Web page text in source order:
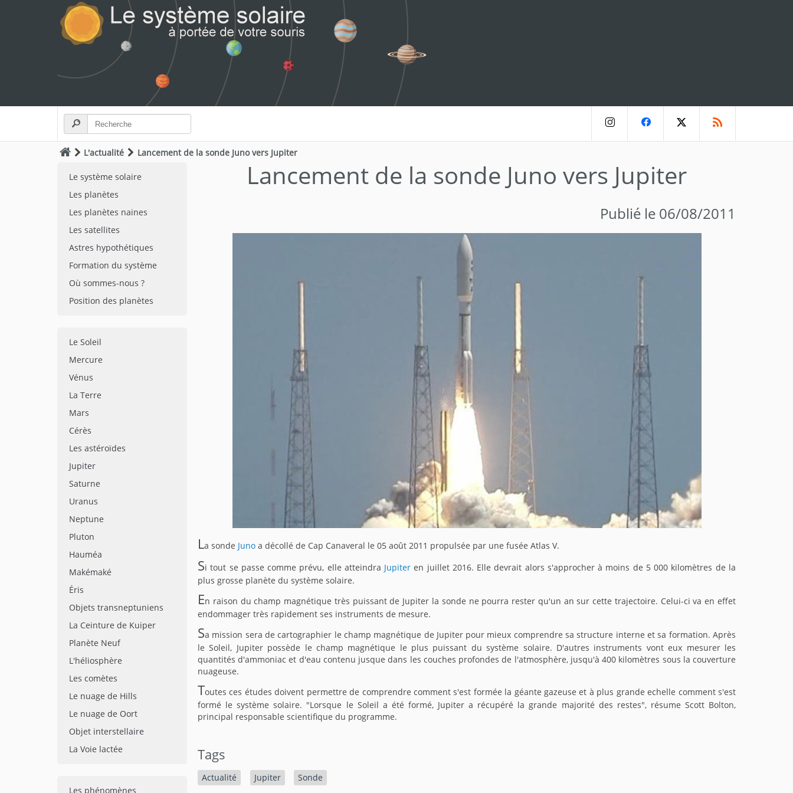
L'actualité Lancement de la sonde Juno vers Jupiter
Le système solaire
Les planètes
Les planètes naines
Les satellites
Astres hypothétiques
Formation du système
Où sommes-nous ?
Position des planètes
Le Soleil
Mercure
Vénus
La Terre
Mars
Cérès
Les astéroïdes
Jupiter
Saturne
Uranus
Neptune
Pluton
Hauméa
Makémaké
Éris
Objets transneptuniens
La Ceinture de Kuiper
Planète Neuf
L'héliosphère
Les comètes
Le nuage de Hills
Le nuage de Oort
Objet interstellaire
La Voie lactée
Les phénomènes
Lancement de la sonde Juno vers Jupiter
Publié le 06/08/2011
La sonde Juno a décollé de Cap Canaveral le 05 août 2011 propulsée par une fusée Atlas V.
Si tout se passe comme prévu, elle atteindra Jupiter en juillet 2016. Elle devrait alors s'approcher à moins de 5 000 kilomètres de la
plus grosse planète du système solaire.
En raison du champ magnétique très puissant de Jupiter la sonde ne pourra rester qu'un an sur cette trajectoire. Celui-ci va en effet
endommager très rapidement ses instruments de mesure.
Sa mission sera de cartographier le champ magnétique de Jupiter pour mieux comprendre sa structure interne et sa formation. Après
le Soleil, Jupiter possède le champ magnétique le plus puissant du système solaire. D'autres instruments vont eux mesurer les
quantités d'ammoniac et d'eau contenu jusque dans les couches profondes de l'atmosphère, jusqu'à 400 kilomètres sous la couverture
nuageuse.
Toutes ces études doivent permettre de comprendre comment s'est formée la géante gazeuse et à plus grande echelle comment s'est
formé le système solaire. "Lorsque le Soleil a été formé, Jupiter a récupéré la grande majorité des restes", résume Scott Bolton,
principal responsable scientifique du programme.
Tags
Actualité Jupiter Sonde